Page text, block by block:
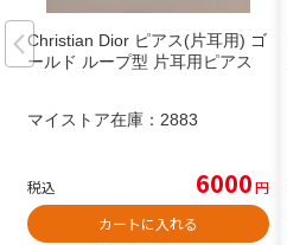
Christian Dior ピアス(片耳用) ゴ
ールド ループ型 片耳用ピアス
マイストア在庫： 2883
税込 6000円
カートに入れる